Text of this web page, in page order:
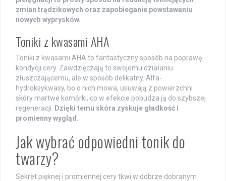
zmian trądzikowych oraz zapobieganie powstawaniu
nowych wyprysków.
Toniki z kwasami AHA
Toniki z kwasami AHA to fantastyczny sposób na poprawę
kondycji cery. Zawdzięczają to swojemu działaniu
złuszczającemu, ale w sposób delikatny. Alfa-
hydroksykwasy, bo o nich mowa, usuwają z powierzchni
skóry martwe komórki, co w efekcie pobudza ją do szybszej
regeneracji. Dzięki temu skóra zyskuje gładkość i
promienny wygląd.
Jak wybrać odpowiedni tonik do
twarzy?
Sekret pięknej i promiennej cery tkwi w dobrze dobranym